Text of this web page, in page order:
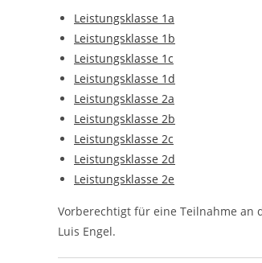
Leistungsklasse 1a
Leistungsklasse 1b
Leistungsklasse 1c
Leistungsklasse 1d
Leistungsklasse 2a
Leistungsklasse 2b
Leistungsklasse 2c
Leistungsklasse 2d
Leistungsklasse 2e
Vorberechtigt für eine Teilnahme an
Luis Engel.